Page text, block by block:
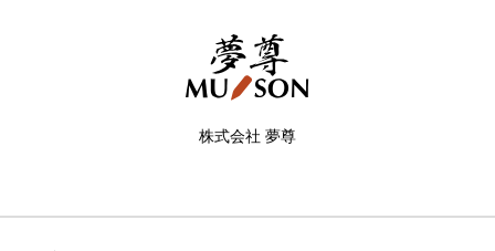
株式会社 夢尊